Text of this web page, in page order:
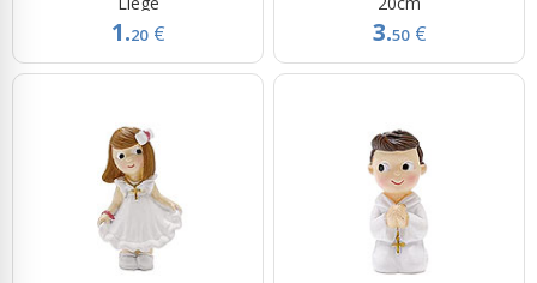
1.20 € 3.50 €